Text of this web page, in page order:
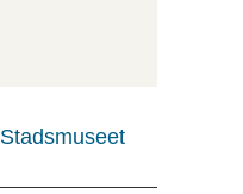
Stadsmuseet